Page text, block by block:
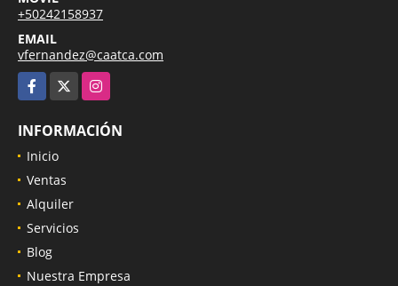
+50242158937
EMAIL
vfernandez@caatca.com
Facebook
Instagram
INFORMACIÓN
Inicio
Ventas
Alquiler
Servicios
Blog
Nuestra Empresa